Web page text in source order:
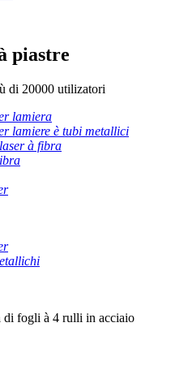
piastre
di 20000 utilizatori
lamiera
lamiere è tubi metallici
à fibra